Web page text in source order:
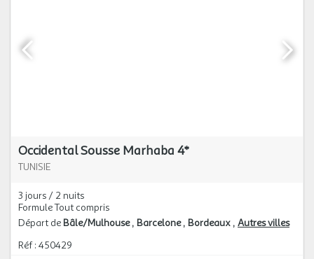
Occidental Sousse Marhaba 4*
TUNISIE
3 jours / 2 nuits
Formule Tout compris
Départ de Bâle/Mulhouse Barcelone Bordeaux Autres villes
Réf : 450429